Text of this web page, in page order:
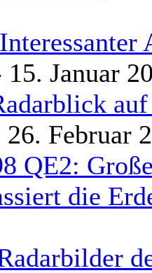
15. Januar
26. Februar
QE2:
die